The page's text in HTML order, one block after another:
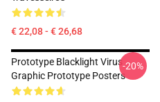
€ 22,08 - € 26,68
Prototype Blacklight Virus
Graphic Prototype Posters
-20%